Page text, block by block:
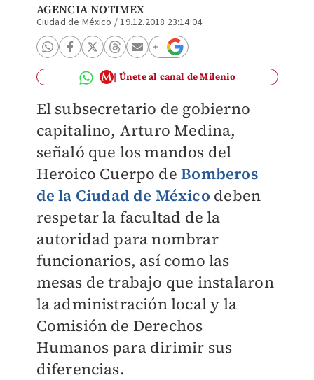
AGENCIA NOTIMEX
Ciudad de México /19.12.2018 23:14:04
Únete al canal de Milenio
El subsecretario de gobierno
capitalino, Arturo Medina,
señaló que los mandos del
Heroico Cuerpo deBomberos
de la Ciudad de México deben
respetar la facultad de la
autoridad para nombrar
funcionarios, así como las
mesas de trabajo que instalaron
la administración local y la
Comisión de Derechos
Humanos para dirimir sus
diferencias.